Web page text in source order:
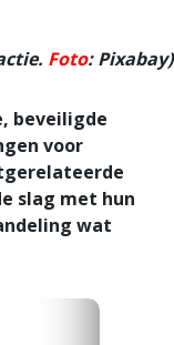
Foto: Pixabay)
beveiligde
voor
slag met hun
wat